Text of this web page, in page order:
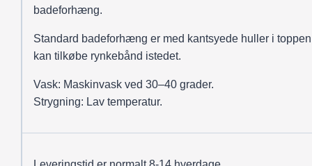
badeforhæng.
Standard badeforhæng er med kantsyede huller i
kan tilkøbe rynkebånd istedet.
Vask: Maskinvask ved 30–40 grader.
Strygning: Lav temperatur.